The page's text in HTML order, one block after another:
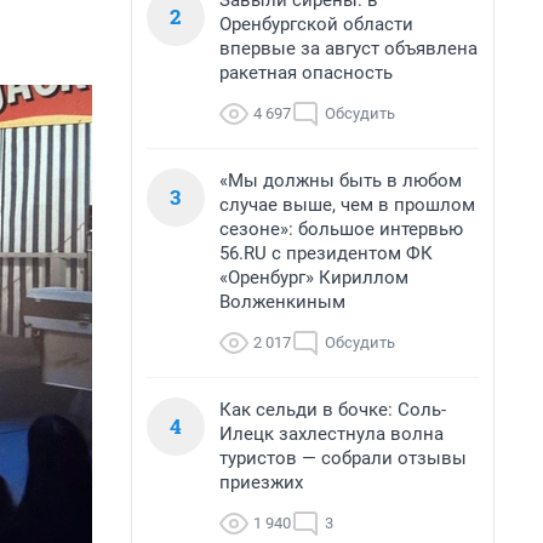
2
Оренбургской области
впервые за август объявлена
ракетная опасность
4 697 Обсудить
3
«Мы должны быть в любом
случае выше, чем в прошлом
сезоне»: большое интервью
56.RU с президентом ФК
«Оренбург» Кириллом
Волженкиным
2 017 Обсудить
4
Как сельди в бочке: Соль-
Илецк захлестнула волна
туристов — собрали отзывы
приезжих
1 940 3